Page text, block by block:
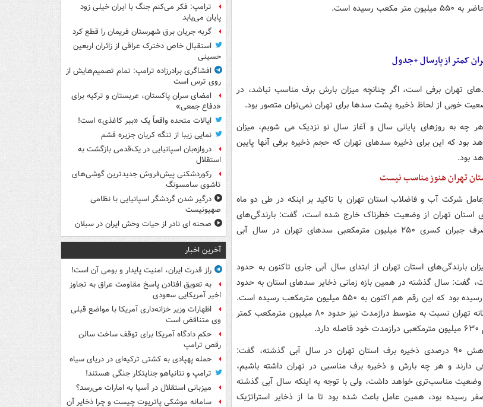
رسیده است.
کمتر از پارسال +جدول
تهران برفی است، اگر چنانچه میزان بارش برف مناسب نباشد، در
خوبی از لحاظ ذخیره پشت سدها برای تهران نمی‌توان متصور بود.
چه به روزهای پایانی سال و آغاز سال نو نزدیک می شویم، میزان
بود که این برای ذخیره سدهای تهران که حجم ذخیره برفی آنها پایین
بود.
تهران هنوز مناسب نیست
شرکت آب و فاضلاب استان تهران با تاکید بر اینکه در طی دو ماه
استان تهران از وضعیت خطرناک خارج شده است، گفت: بارندگی‌های
مناسب چندماه اخیر صرف جبران کسری ۲۵۰ میلیون مترمکعبی سدهای تهران در سال آبی
بارندگی‌های استان تهران از ابتدای سال آبی جاری تاکنون به حدود
است، گفت: سال گذشته در همین بازه زمانی ذخایر سدهای استان به حدود
۵۷۵ میلیون مترمکعب رسیده بود که این رقم هم اکنون به ۵۵۰ میلیون مترمکعب رسیده است.
ذخایرهای سدهای پنجگانه تهران نسبت به متوسط درازمدت نیز حدود ۸۰ میلیون مترمکعب کمتر
بختیاری با اشاره به کاهش ۹۰ درصدی ذخیره برف استان تهران در سال آبی گذشته، گفت:
دارند و هر چه بارش و ذخیره برف مناسبی در تهران داشته باشیم،
وضعیت مناسب‌تری خواهد داشت، ولی با توجه به اینکه سال آبی گذشته
رسیده بود، همین عامل باعث شده بود تا ما از ذخایر استراتژیک
ترامپ: فکر می‌کنم جنگ با ایران خیلی زود
پایان می‌یابد
گربه جریان برق شهرستان فریمان را قطع کرد
استقبال خاص دخترک عراقی از زائران اربعین
حسینی
افشاگری برادرزاده ترامپ: تمام تصمیم‌هایش از
روی ترس است
امضای سران پاکستان، عربستان و ترکیه برای
«دفاع جمعی»
ایالات متحده واقعاً یک «ببر کاغذی» است!
نمایی زیبا از تنگه کریان جزیره قشم
دروازه‌بان اسپانیایی در یک‌قدمی بازگشت به
استقلال
رکوردشکنی پیش‌فروش جدیدترین گوشی‌های
تاشوی سامسونگ
درگیر شدن گردشگر اسپانیایی با نظامی
صهیونیست
صحنه ای نادر از حیات وحش ایران در سبلان
آخرین اخبار
راز قدرت ایران، امنیت پایدار و بومی آن است!
به تعویق افتادن پاسخ مقاومت عراق به تجاوز
اخیر آمریکایی سعودی
اظهارات وزیر خزانه‌داری آمریکا با مواضع قبلی
وی متناقض است
حکم دادگاه آمریکا برای توقف ساخت سالن
رقص ترامپ
حمله پهپادی به کشتی ترکیه‌ای در دریای سیاه
ترامپ و نتانیاهو جنایتکار جنگی هستند!
میزبانی استقلال در آسیا به امارات می‌رسد؟
سامانه موشکی پاتریوت چیست و چرا ذخایر آن